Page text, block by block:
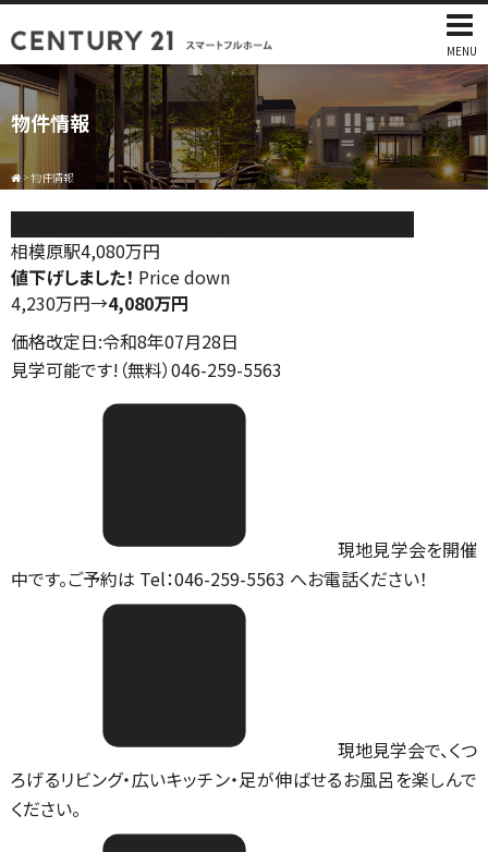
MENU
物件情報
>物件情報
相模原駅4,080万円
値下げしました！ Price down
4,230万円→4,080万円
価格改定日:令和8年07月28日
見学可能です!（無料）046-259-5563
現地見学会を開催
中です。ご予約は Tel：046-259-5563 へお電話ください！
現地見学会で、くつ
ろげるリビング・広いキッチン・足が伸ばせるお風呂を楽しんで
ください。